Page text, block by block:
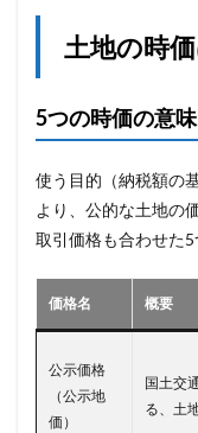
土地の時
5つの時価の意
使う目的（納税額の
より、公的な土地の
取引価格も合わせた5
価格名 概要
公示価格
（公示地
価）
国土交
る、土